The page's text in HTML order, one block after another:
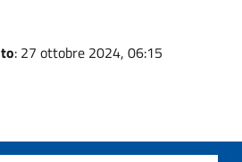
: 27 ottobre 2024, 06:15